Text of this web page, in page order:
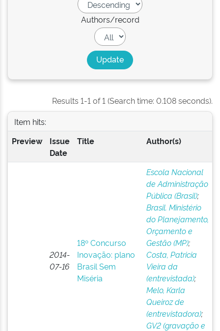
Authors/record
Results 1-1 of 1 (Search time: 0.108 seconds).
Item hits:
Preview
Issue
Date
Title Author(s)
2014-
07-16
18º Concurso
Inovação: plano
Brasil Sem
Miséria
Escola Nacional
de Administração
Pública (Brasil);
Brasil. Ministério
do Planejamento,
Orçamento e
Gestão (MP);
Costa, Patricia
Vieira da
(entrevistada);
Melo, Karla
Queiroz de
(entrevistadora);
GV2 (gravação e